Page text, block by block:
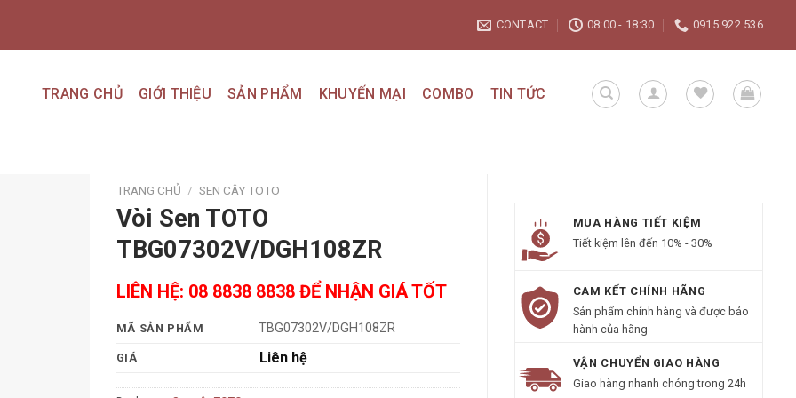
CONTACT 08:00 - 18:30 0915 922 536
TRANG CHỦ GIỚI THIỆU SẢN PHẨM KHUYẾN MẠI COMBO TIN TỨC
TRANG CHỦ / SEN CÂY TOTO
Vòi Sen TOTO
TBG07302V/DGH108ZR
LIÊN HỆ: 08 8838 8838 ĐỂ NHẬN GIÁ TỐT
MÃ SẢN PHẨM TBG07302V/DGH108ZR
GIÁ Liên hệ
MUA HÀNG TIẾT KIỆM
Tiết kiệm lên đến 10% - 30%
CAM KẾT CHÍNH HÃNG
Sản phẩm chính hàng và được bảo
hành của hãng
VẬN CHUYỂN GIAO HÀNG
Giao hàng nhanh chóng trong 24h